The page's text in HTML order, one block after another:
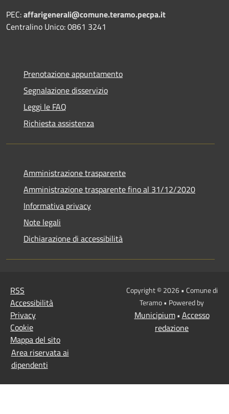
PEC:affarigenerali@comune.teramo.pecpa.it
Centralino Unico: 0861 3241
Prenotazione appuntamento
Segnalazione disservizio
Leggi le FAQ
Richiesta assistenza
Amministrazione trasparente
Amministrazione trasparente fino al 31/12/2020
Informativa privacy
Note legali
Dichiarazione di accessibilità
RSS
Accessibilità
Privacy
Cookie
Mappa del sito
Area riservata ai
dipendenti
Copyright © 2026 • Comune di
Teramo • Powered by
Municipium• Accesso
redazione